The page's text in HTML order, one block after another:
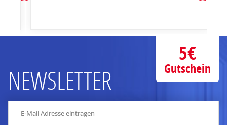
NEWSLETTER
5€
Gutschein